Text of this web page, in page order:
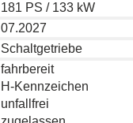
181 PS / 133 kW
07.2027
Schaltgetriebe
fahrbereit
H-Kennzeichen
unfallfrei